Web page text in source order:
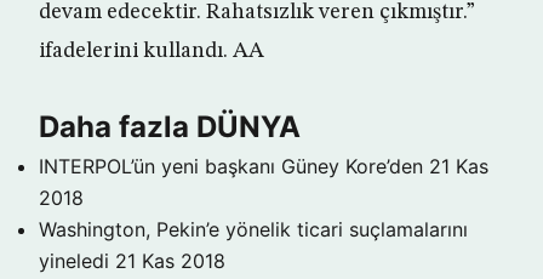
devam edecektir. Rahatsızlık veren çıkmıştır.”
ifadelerini kullandı. AA
Daha fazla DÜNYA
INTERPOL’ün yeni başkanı Güney Kore’den 21 Kas
2018
Washington, Pekin’e yönelik ticari suçlamalarını
yineledi 21 Kas 2018